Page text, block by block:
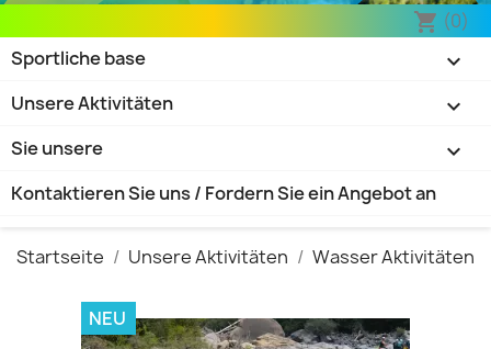
shopping_cart (0)

Sportliche base

Unsere Aktivitäten

Sie unsere
Kontaktieren Sie uns / Fordern Sie ein Angebot an
Startseite Unsere Aktivitäten Wasser Aktivitäten
NEU